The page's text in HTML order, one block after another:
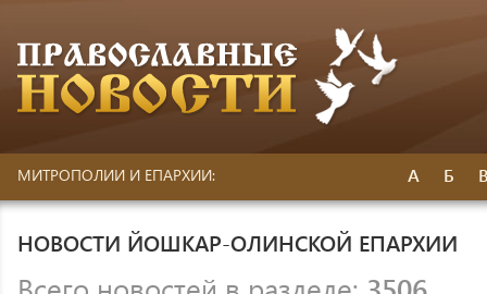
МИТРОПОЛИИ И ЕПАРХИИ: А Б
НОВОСТИ ЙОШКАР-ОЛИНСКОЙ ЕПАРХИИ